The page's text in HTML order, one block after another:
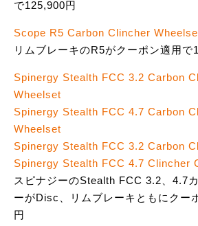
で125,900円
Scope R5 Carbon Clincher
リムブレーキのR5がクーポン適用で
Spinergy Stealth FCC 3.2 Carbon
Wheelset
Spinergy Stealth FCC 4.7 Carbon
Wheelset
Spinergy Stealth FCC 3.2 Carbon
Spinergy Stealth FCC 4.7 Clincher
スピナジーのStealth FCC 3.2、4.7
ーがDisc、リムブレーキともにクー
円